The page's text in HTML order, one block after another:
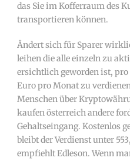
das Sie im Kofferraum des
transportieren können.
Ändert sich für Sparer
leihen die alle einzeln zu
ersichtlich geworden ist,
Euro pro Monat zu
Menschen über
kaufen österreich andere
Gehaltseingang. Kostenlos
bleibt der Verdienst unter
empfiehlt Edleson. Wenn